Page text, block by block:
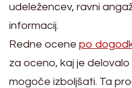
udeležencev, ravni
informacij.
Redne ocene po
za oceno, kaj je
mogoče izboljšati. Ta